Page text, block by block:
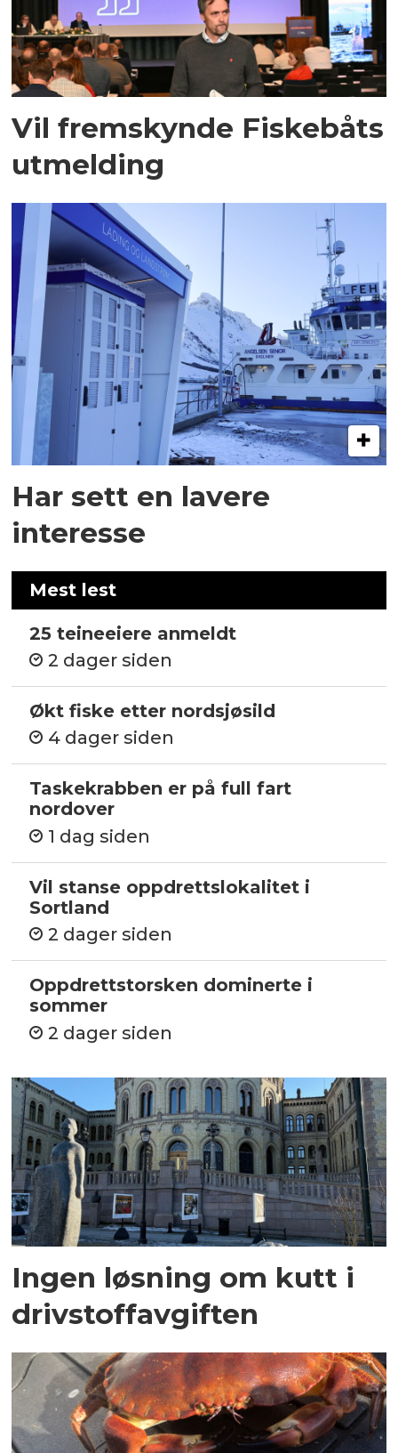
Vil fremskynde Fiskebåts
utmelding
Har sett en lavere
interesse
Mest lest
25 teineeiere anmeldt
2 dager siden
Økt fiske etter nordsjøsild
4 dager siden
Taskekrabben er på full fart
nordover
1 dag siden
Vil stanse oppdrettslokalitet i
Sortland
2 dager siden
Oppdrettstorsken dominerte i
sommer
2 dager siden
Ingen løsning om kutt i
drivstoffavgiften